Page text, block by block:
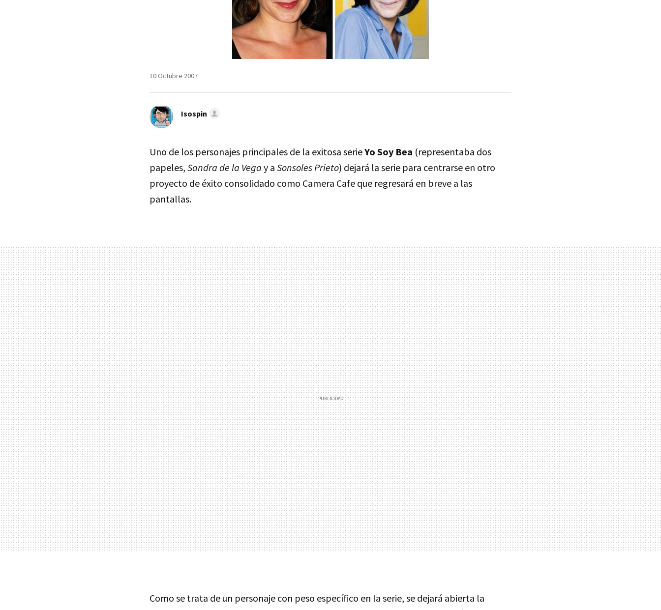
10 Octubre 2007
Isospin
Uno de los personajes principales de la exitosa serieYo Soy Bea (representaba dos
papeles, Sandra de la Vega y a Sonsoles Prieto) dejará la serie para centrarse en otro
proyecto de éxito consolidado como Camera Cafe que regresará en breve a las
pantallas.
Como se trata de un personaje con peso específico en la serie, se dejará abierta la